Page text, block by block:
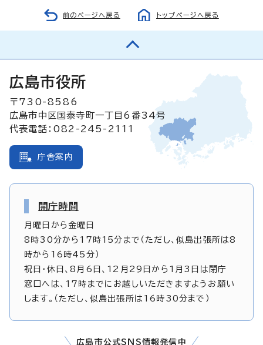
前のページへ戻る トップページへ戻る
広島市役所
〒730-8586
広島市中区国泰寺町一丁目6番34号
代表電話：082-245-2111
庁舎案内
開庁時間
月曜日から金曜日
8時30分から17時15分まで（ただし、似島出張所は8
時から16時45分）
祝日・休日、8月6日、12月29日から1月3日は閉庁
窓口へは、17時までにお越しいただきますようお願い
します。（ただし、似島出張所は16時30分まで）
広島市公式SNS情報発信中